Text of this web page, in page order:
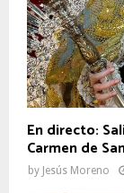
En directo:
Carmen de
by Jesús Moreno